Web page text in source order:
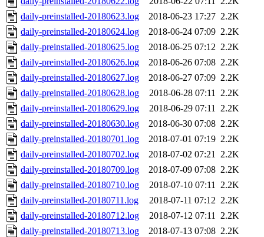
daily-preinstalled-20180623.log
2018-06-23 17:27 2.2K
daily-preinstalled-20180624.log
2018-06-24 07:09 2.2K
daily-preinstalled-20180625.log
2018-06-25 07:12 2.2K
daily-preinstalled-20180626.log
2018-06-26 07:08 2.2K
daily-preinstalled-20180627.log
2018-06-27 07:09 2.2K
daily-preinstalled-20180628.log
2018-06-28 07:11 2.2K
daily-preinstalled-20180629.log
2018-06-29 07:11 2.2K
daily-preinstalled-20180630.log
2018-06-30 07:08 2.2K
daily-preinstalled-20180701.log
2018-07-01 07:19 2.2K
daily-preinstalled-20180702.log
2018-07-02 07:21 2.2K
daily-preinstalled-20180709.log
2018-07-09 07:08 2.2K
daily-preinstalled-20180710.log
2018-07-10 07:11 2.2K
daily-preinstalled-20180711.log
2018-07-11 07:12 2.2K
daily-preinstalled-20180712.log
2018-07-12 07:11 2.2K
daily-preinstalled-20180713.log
2018-07-13 07:08 2.2K